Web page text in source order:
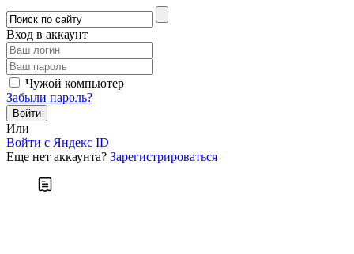
Вход в аккаунт
Чужой компьютер
Забыли пароль?
Или
Войти c Яндекс ID
Еще нет аккаунта? Зарегистрироваться